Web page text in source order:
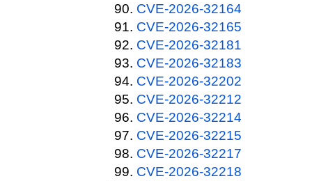
CVE-2026-32164
CVE-2026-32165
CVE-2026-32181
CVE-2026-32183
CVE-2026-32202
CVE-2026-32212
CVE-2026-32214
CVE-2026-32215
CVE-2026-32217
CVE-2026-32218